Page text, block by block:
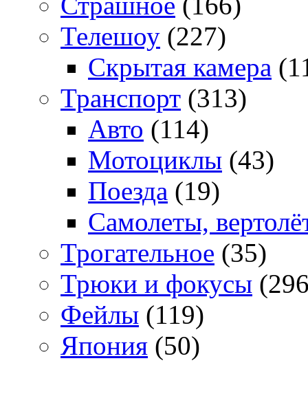
Телешоу (227)
Скрытая камера
Транспорт (313)
Авто (114)
Мотоциклы (43)
Поезда (19)
Самолеты,
Трогательное (35)
Трюки и фокусы
Фейлы (119)
Япония (50)